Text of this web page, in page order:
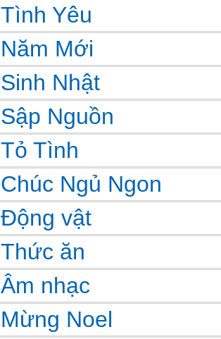
Tình Yêu
Năm Mới
Sinh Nhật
Sập Nguồn
Tỏ Tình
Chúc Ngủ Ngon
Động vật
Thức ăn
Âm nhạc
Mừng Noel